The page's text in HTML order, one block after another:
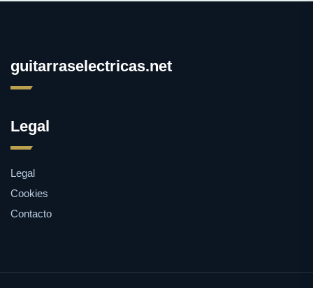
guitarraselectricas.net
Legal
Legal
Cookies
Contacto